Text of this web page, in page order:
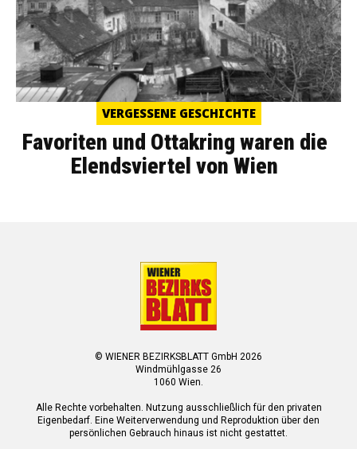
VERGESSENE GESCHICHTE
Favoriten und Ottakring waren die
Elendsviertel von Wien
© WIENER BEZIRKSBLATT GmbH 2026
Windmühlgasse 26
1060 Wien.
Alle Rechte vorbehalten. Nutzung ausschließlich für den privaten
Eigenbedarf. Eine Weiterverwendung und Reproduktion über den
persönlichen Gebrauch hinaus ist nicht gestattet.